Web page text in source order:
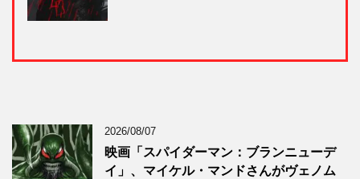
2026/08/07
映画「スパイダーマン：ブランニューデ
イ」、マイケル・マンドさんがヴェノム